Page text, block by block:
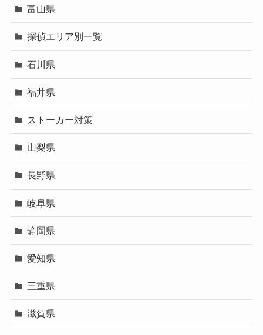
富山県
探偵エリア別一覧
石川県
福井県
ストーカー対策
山梨県
長野県
岐阜県
静岡県
愛知県
三重県
滋賀県